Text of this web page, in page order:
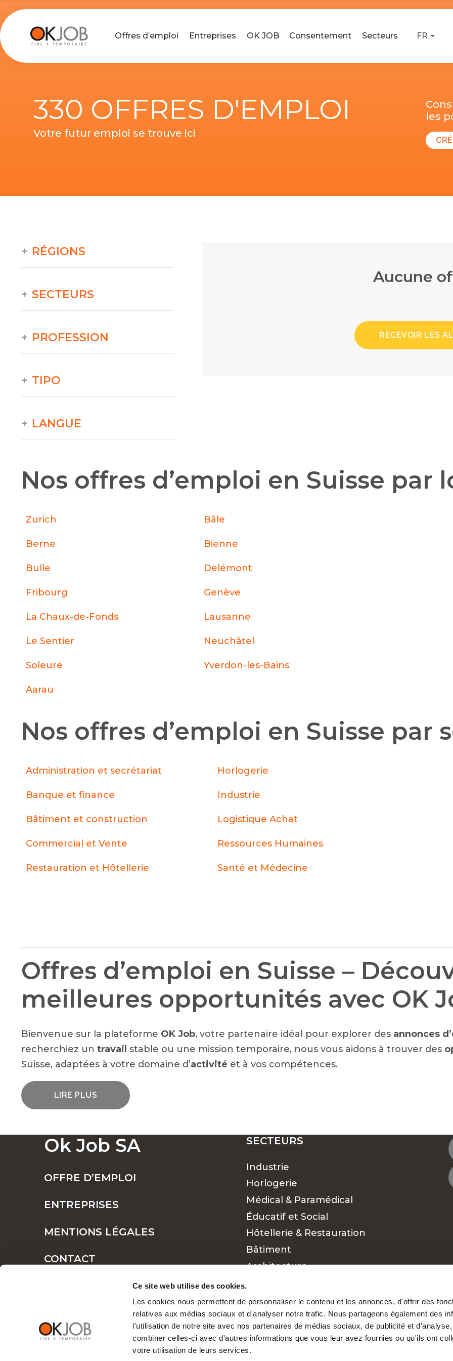
Ce site web utilise des cookies.
Les cookies nous permettent de personnaliser le contenu et les annonces, d'offrir des
relatives aux médias sociaux et d'analyser notre trafic. Nous partageons également des
l'utilisation de notre site avec nos partenaires de médias sociaux, de publicité et
combiner celles-ci avec d'autres informations que vous leur avez fournies ou qu'ils ont
votre utilisation de leurs services.
Offres d’emploi Entreprises OK JOB Consentement Secteurs FR
330 OFFRES D'EMPLOI
Votre futur emploi se trouve ici
les
Aucune
RECEVOIR LES
RÉGIONS
SECTEURS
PROFESSION
TIPO
LANGUE
Nos offres d’emploi en Suisse par
Zurich Bâle
Berne Bienne
Bulle Delémont
Fribourg Genève
La Chaux-de-Fonds Lausanne
Le Sentier Neuchâtel
Soleure Yverdon-les-Bains
Aarau
Nos offres d’emploi en Suisse par
Administration et secrétariat Horlogerie
Banque et finance Industrie
Bâtiment et construction Logistique Achat
Commercial et Vente Ressources Humaines
Restauration et Hôtellerie Santé et Médecine
Offres d’emploi en Suisse –
meilleures opportunités avec OK
Bienvenue sur la plateforme OK Job, votre partenaire idéal pour explorer des annonces
recherchiez un travail stable ou une mission temporaire, nous vous aidons à trouver des
Suisse, adaptées à votre domaine d’activité et à vos compétences.
LIRE PLUS
POSTES FIXES OU TEMPORAIRES : TROUVEZ LE TRAVAIL QUI VOUS CONVIENT
POURQUOI CHOISIR OK JOB POUR VOS RECHERCHES D'EMPLOIS ?
Des opportunités pour chaque
professionnel
Chez OK Job, nous croyons que chaque talent mérite d’être reconnu. Grâce à notre
compréhension approfondie des
fonctions et des besoins des entreprises, nous
Ok Job SA
OFFRE D’EMPLOI
ENTREPRISES
MENTIONS LÉGALES
CONTACT
SECTEURS
Industrie
Horlogerie
Médical & Paramédical
Éducatif et Social
Hôtellerie & Restauration
Bâtiment
Architecture
Finance
Cadres